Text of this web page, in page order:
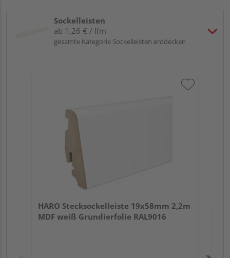
Sockelleisten
ab 1,26 € / lfm
gesamte Kategorie Sockelleisten entdecken
HARO Stecksockelleiste 19x58mm 2,2m
MDF weiß Grundierfolie RAL9016